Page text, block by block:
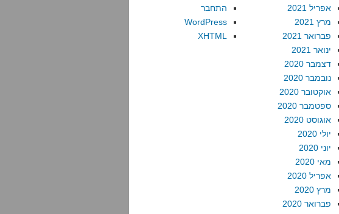
אפריל 2021
מרץ 2021
פברואר 2021
ינואר 2021
דצמבר 2020
נובמבר 2020
אוקטובר 2020
ספטמבר 2020
אוגוסט 2020
יולי 2020
יוני 2020
מאי 2020
אפריל 2020
מרץ 2020
פברואר 2020
התחבר
WordPress
XHTML